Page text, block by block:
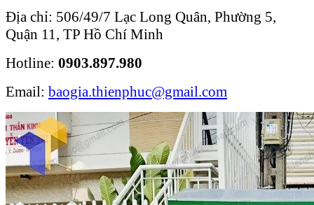
Địa chỉ: 506/49/7 Lạc Long Quân, Phường 5,
Quận 11, TP Hồ Chí Minh
Hotline: 0903.897.980
Email: baogia.thienphuc@gmail.com